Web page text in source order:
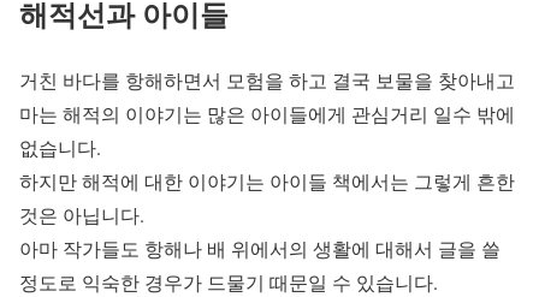
해적선과 아이들
거친 바다를 항해하면서 모험을 하고 결국 보물을 찾아내고
마는 해적의 이야기는 많은 아이들에게 관심거리 일수 밖에
없습니다.
하지만 해적에 대한 이야기는 아이들 책에서는 그렇게 흔한
것은 아닙니다.
아마 작가들도 항해나 배 위에서의 생활에 대해서 글을 쓸
정도로 익숙한 경우가 드물기 때문일 수 있습니다.